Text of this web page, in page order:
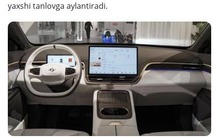
yaxshi tanlovga aylantiradi.